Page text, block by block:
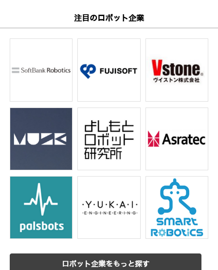
注目のロボット企業
ロボット企業をもっと探す